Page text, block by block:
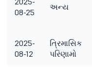
08-25
અન્ય
2025-
08-12
ત્રિમાસિક
પરિણામો